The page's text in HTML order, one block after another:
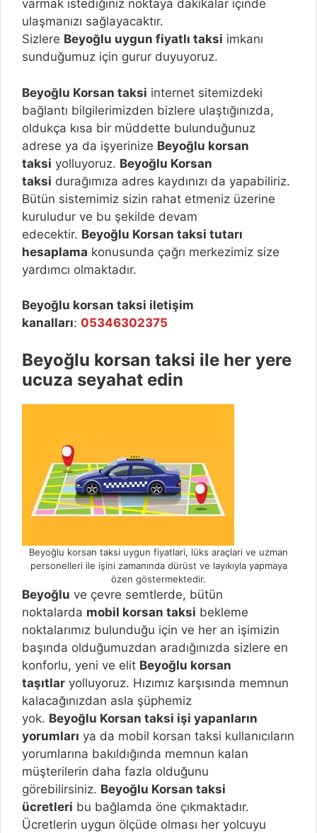
varmak istediğiniz noktaya dakikalar içinde
ulaşmanızı sağlayacaktır.
Sizlere Beyoğlu uygun fiyatlı taksi imkanı
sunduğumuz için gurur duyuyoruz.
Beyoğlu Korsan taksi internet sitemizdeki
bağlantı bilgilerimizden bizlere ulaştığınızda,
oldukça kısa bir müddette bulunduğunuz
adrese ya da işyerinize Beyoğlu korsan
taksi yolluyoruz. Beyoğlu Korsan
taksi durağımıza adres kaydınızı da yapabiliriz.
Bütün sistemimiz sizin rahat etmeniz üzerine
kuruludur ve bu şekilde devam
edecektir. Beyoğlu Korsan taksi tutarı
hesaplama konusunda çağrı merkezimiz size
yardımcı olmaktadır.
Beyoğlu korsan taksi iletişim
kanalları: 05346302375
Beyoğlu korsan taksi ile her yere
ucuza seyahat edin
Beyoğlu korsan taksi uygun fiyatlari, lüks araçlari ve uzman
personelleri ile işini zamanında dürüst ve layıkıyla yapmaya
özen göstermektedir.
Beyoğlu ve çevre semtlerde, bütün
noktalarda mobil korsan taksi bekleme
noktalarımız bulunduğu için ve her an işimizin
başında olduğumuzdan aradığınızda sizlere en
konforlu, yeni ve elit Beyoğlu korsan
taşıtlar yolluyoruz. Hızımız karşısında memnun
kalacağınızdan asla şüphemiz
yok. Beyoğlu Korsan taksi işi yapanların
yorumları ya da mobil korsan taksi kullanıcıların
yorumlarına bakıldığında memnun kalan
müşterilerin daha fazla olduğunu
görebilirsiniz. Beyoğlu Korsan taksi
ücretleri bu bağlamda öne çıkmaktadır.
Ücretlerin uygun ölçüde olması her yolcuyu